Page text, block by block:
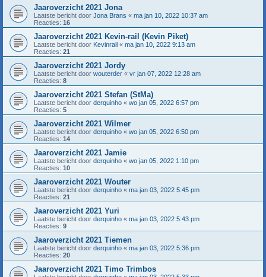
Jaaroverzicht 2021 Jona
Laatste bericht door Jona Brans « ma jan 10, 2022 10:37 am
Reacties: 16
Jaaroverzicht 2021 Kevin-rail (Kevin Piket)
Laatste bericht door Kevinrail « ma jan 10, 2022 9:13 am
Reacties: 21
Jaaroverzicht 2021 Jordy
Laatste bericht door wouterder « vr jan 07, 2022 12:28 am
Reacties: 8
Jaaroverzicht 2021 Stefan (StMa)
Laatste bericht door derquinho « wo jan 05, 2022 6:57 pm
Reacties: 5
Jaaroverzicht 2021 Wilmer
Laatste bericht door derquinho « wo jan 05, 2022 6:50 pm
Reacties: 14
Jaaroverzicht 2021 Jamie
Laatste bericht door derquinho « wo jan 05, 2022 1:10 pm
Reacties: 10
Jaaroverzicht 2021 Wouter
Laatste bericht door derquinho « ma jan 03, 2022 5:45 pm
Reacties: 21
Jaaroverzicht 2021 Yuri
Laatste bericht door derquinho « ma jan 03, 2022 5:43 pm
Reacties: 9
Jaaroverzicht 2021 Tiemen
Laatste bericht door derquinho « ma jan 03, 2022 5:36 pm
Reacties: 20
Jaaroverzicht 2021 Timo Trimbos